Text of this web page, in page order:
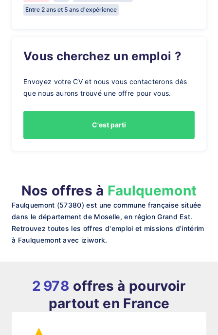
Entre 2 ans et 5 ans d'expérience
Vous cherchez un emploi ?
Envoyez votre CV et nous vous contacterons dès
que nous aurons trouvé une offre pour vous.
C'est parti
Nos offres à Faulquemont
Faulquemont (57380) est une commune française située
dans le département de Moselle, en région Grand Est.
Retrouvez toutes les offres d'emploi et missions d'intérim
à Faulquemont avec iziwork.
2 978 offres à pourvoir
partout en France